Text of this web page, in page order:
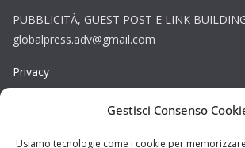
Gestisci Consenso
Usiamo tecnologie come i cookie per
PUBBLICITÀ, GUEST POST E LINK
globalpress.adv@gmail.com
Privacy
Copyright © La Provincia Frosinone. Tutti i